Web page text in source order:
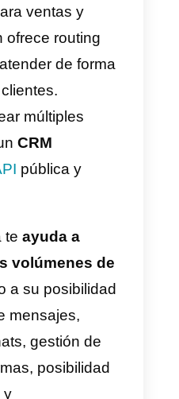
mensajes y ser
uno de tus
estarás
bandeja casi de
No importa la
que
conCallbell
que si recibes
quizás,
contratar personal
Ya que